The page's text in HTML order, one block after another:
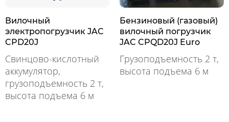
Вилочный
электропогрузчик JAC
CPD20J
Свинцово-кислотный
аккумулятор,
грузоподъемность 2 т,
высота подъема 6 м
Бензиновый (газовый)
вилочный погрузчик
JAC CPQD20J Euro
Грузоподъемность 2 т,
высота подъема 6 м